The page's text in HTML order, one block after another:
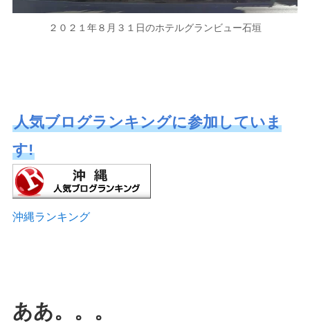
２０２１年８月３１日のホテルグランビュー石垣
人気ブログランキングに参加していま
す!
沖縄ランキング
ああ。。。